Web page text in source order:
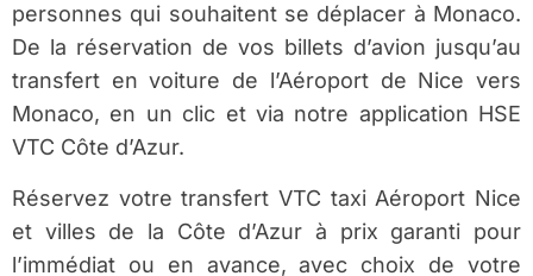
personnes qui souhaitent se déplacer à Monaco.
De la réservation de vos billets d’avion jusqu’au
transfert en voiture de l’Aéroport de Nice vers
Monaco, en un clic et via notre application HSE
VTC Côte d’Azur.
Réservez votre transfert VTC taxi Aéroport Nice
et villes de la Côte d’Azur à prix garanti pour
l’immédiat ou en avance, avec choix de votre